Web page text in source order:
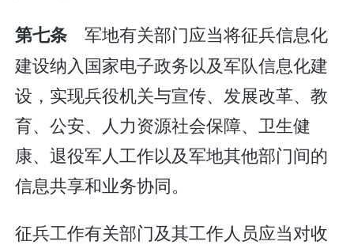
第七条 军地有关部门应当将征兵信息化
建设纳入国家电子政务以及军队信息化建
设，实现兵役机关与宣传、发展改革、教
育、公安、人力资源社会保障、卫生健
康、退役军人工作以及军地其他部门间的
信息共享和业务协同。
征兵工作有关部门及其工作人员应当对收